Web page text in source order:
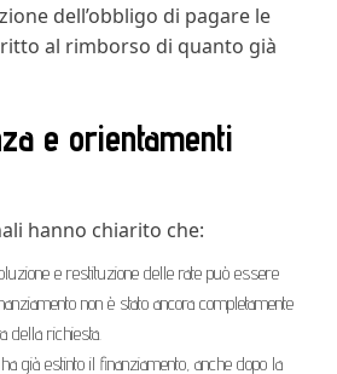
dell’obbligo di pagare le
al rimborso di quanto già
e orientamenti
hanno chiarito che:
e restituzione delle rate può essere
non è stato ancora completamente
della richiesta.
già estinto il finanziamento, anche dopo la